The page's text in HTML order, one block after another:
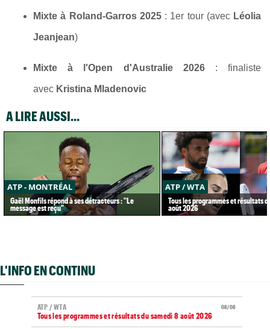
Mixte à Roland-Garros 2025: 1er tour (avec Léolia
Jeanjean)
Mixte à l'Open d'Australie 2026: finaliste
avec Kristina Mladenovic
A LIRE AUSSI...
ATP - MONTRÉAL
Gaël Monfils répond à ses détracteurs : "Le
message est reçu"
ATP / WTA
Tous les programmes et résultats
août 2026
L'INFO EN CONTINU
08/08
ATP / WTA
Tous les programmes et résultats du samedi 8 août 2026